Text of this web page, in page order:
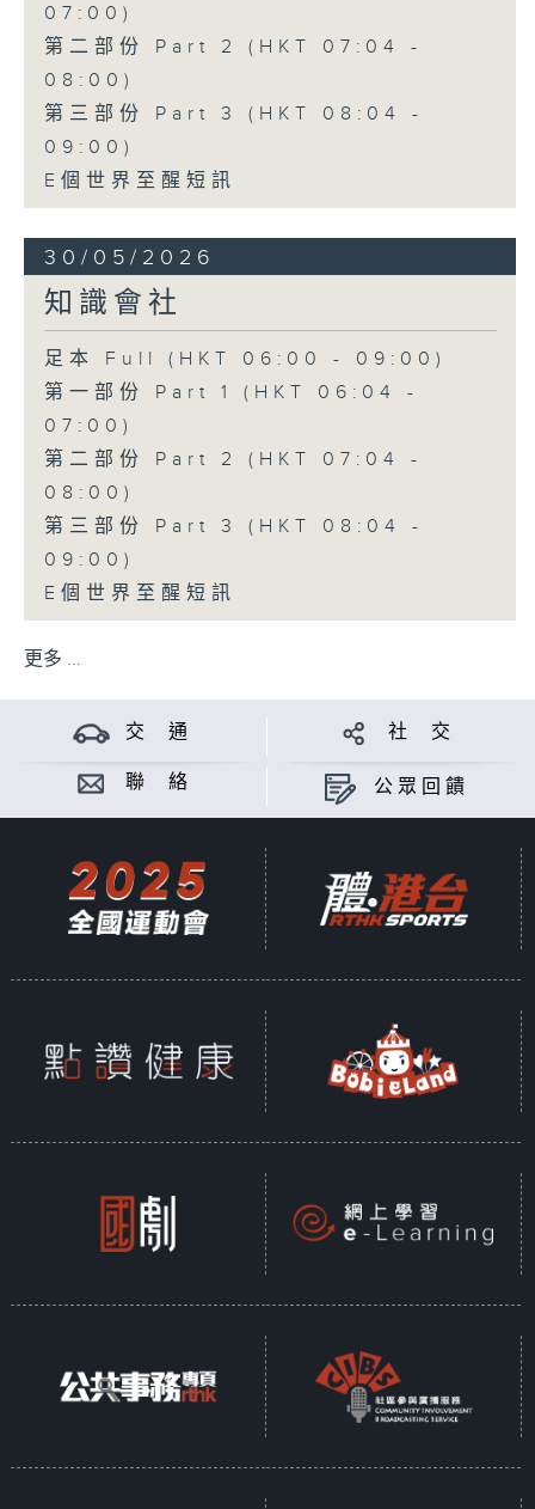
07:00)
第二部份 Part 2 (HKT 07:04 -
08:00)
第三部份 Part 3 (HKT 08:04 -
09:00)
E個世界至醒短訊
30/05/2026
知識會社
足本 Full (HKT 06:00 - 09:00)
第一部份 Part 1 (HKT 06:04 -
07:00)
第二部份 Part 2 (HKT 07:04 -
08:00)
第三部份 Part 3 (HKT 08:04 -
09:00)
E個世界至醒短訊
更多 ...
交 通 社 交
聯 絡 公眾回饋